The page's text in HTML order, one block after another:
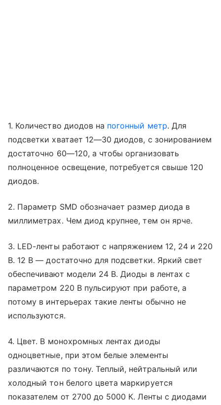
1. Количество диодов на погонный метр. Для
подсветки хватает 12—30 диодов, с зонированием
достаточно 60—120, а чтобы организовать
полноценное освещение, потребуется свыше 120
диодов.
2. Параметр SMD обозначает размер диода в
миллиметрах. Чем диод крупнее, тем он ярче.
3. LED-ленты работают с напряжением 12, 24 и 220
В. 12 В — достаточно для подсветки. Яркий свет
обеспечивают модели 24 В. Диоды в лентах с
параметром 220 В пульсируют при работе, а
потому в интерьерах такие ленты обычно не
используются.
4. Цвет. В монохромных лентах диоды
одноцветные, при этом белые элементы
различаются по тону. Теплый, нейтральный или
холодный тон белого цвета маркируется
показателем от 2700 до 5000 К. Ленты с диодами